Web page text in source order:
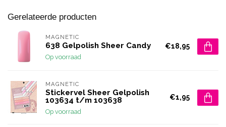
Gerelateerde producten
MAGNETIC
638 Gelpolish Sheer Candy
Op voorraad
€18,95
MAGNETIC
Stickervel Sheer Gelpolish
103634 t/m 103638
Op voorraad
€1,95